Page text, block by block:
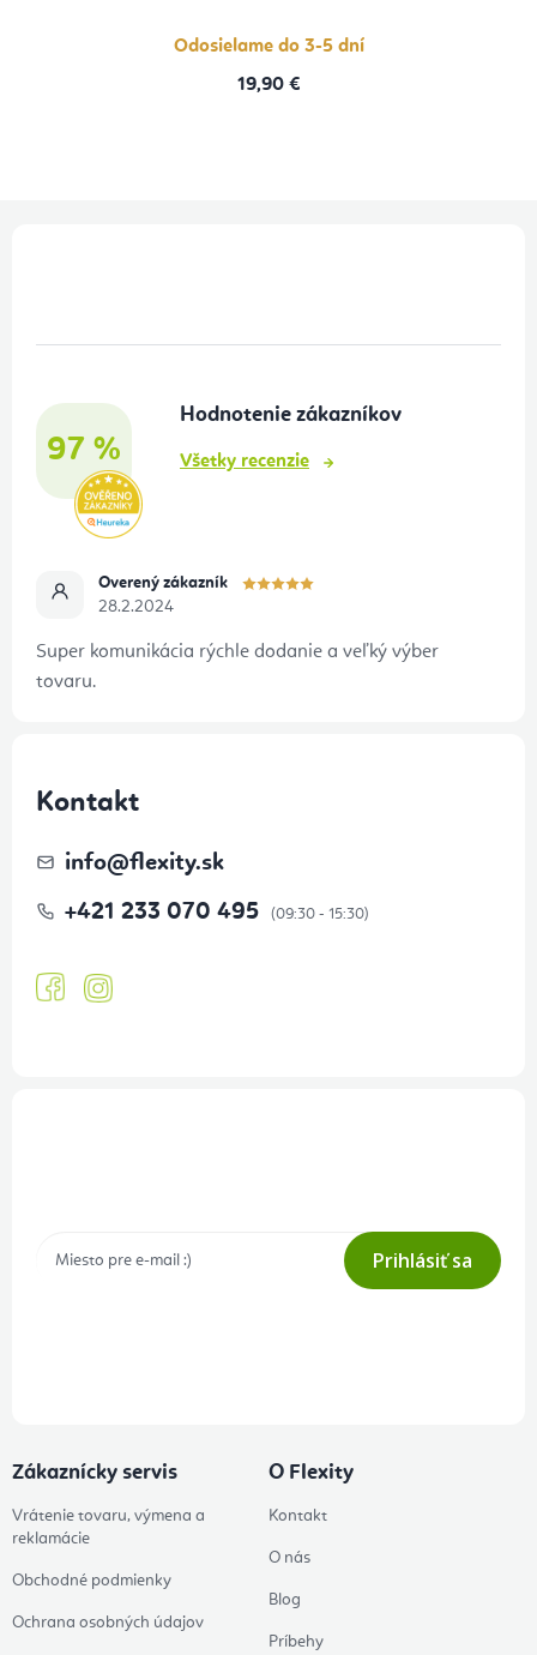
Odosielame do 3-5 dní
19,90 €
97 %
Hodnotenie zákazníkov
Všetky recenzie
Overený zákazník
28.2.2024
Super komunikácia rýchle dodanie a veľký výber
tovaru.
Kontakt
info@flexity.sk
+421 233 070 495
Prihlásiť sa
Zákaznícky servis
Vrátenie tovaru, výmena a
reklamácie
Obchodné podmienky
Ochrana osobných údajov
O Flexity
Kontakt
O nás
Blog
Príbehy